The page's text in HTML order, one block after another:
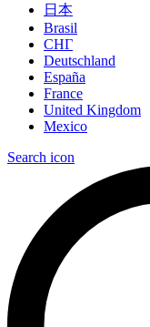
日本
Brasil
СНГ
Deutschland
España
France
United Kingdom
Mexico
Search icon